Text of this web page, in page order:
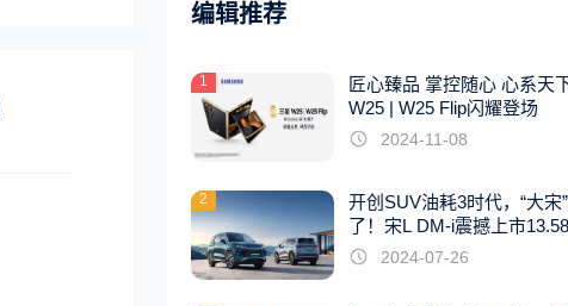
编辑推荐
1
匠心臻品 掌控随心 心系天
W25 | W25 Flip闪耀登场
2024-11-08
2
开创SUV油耗3时代，“大宋
了！宋L DM-i震撼上市
起
2024-07-26